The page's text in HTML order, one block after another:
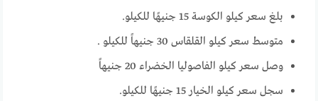
بلغ سعر كيلو الكوسة 15 جنيهًا للكيلو.
متوسط سعر كيلو القلقاس 30 جنيهاً للكيلو .
وصل سعر كيلو الفاصوليا الخضراء 20 جنيهاً
سجل سعر كيلو الخيار 15 جنيهًا للكيلو.